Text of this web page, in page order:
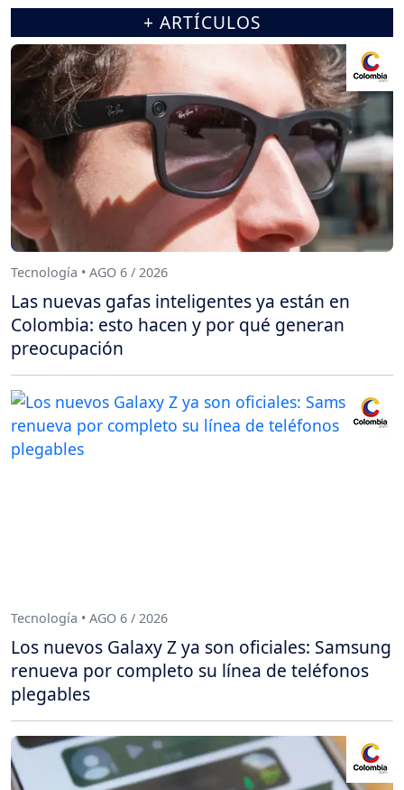
+ ARTÍCULOS
Tecnología • AGO 6 / 2026
Las nuevas gafas inteligentes ya están en
Colombia: esto hacen y por qué generan
preocupación
Tecnología • AGO 6 / 2026
Los nuevos Galaxy Z ya son oficiales: Samsung
renueva por completo su línea de teléfonos
plegables